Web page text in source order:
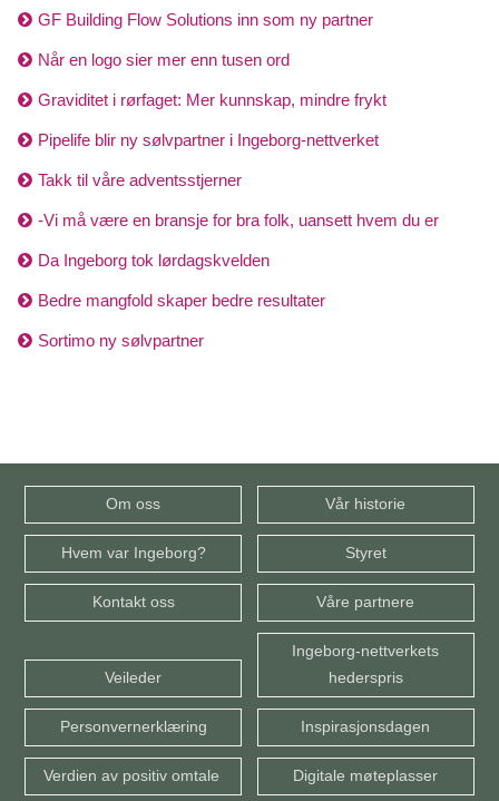
GF Building Flow Solutions inn som ny partner
Når en logo sier mer enn tusen ord
Graviditet i rørfaget: Mer kunnskap, mindre frykt
Pipelife blir ny sølvpartner i Ingeborg-nettverket
Takk til våre adventsstjerner
-Vi må være en bransje for bra folk, uansett hvem du er
Da Ingeborg tok lørdagskvelden
Bedre mangfold skaper bedre resultater
Sortimo ny sølvpartner
Om oss Vår historie
Hvem var Ingeborg? Styret
Kontakt oss Våre partnere
Veileder
Ingeborg-nettverkets
hederspris
Personvernerklæring Inspirasjonsdagen
Verdien av positiv omtale Digitale møteplasser